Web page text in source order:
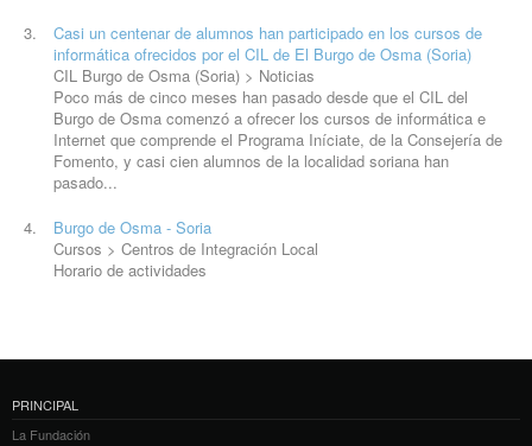
Casi un centenar de alumnos han participado en los cursos de
informática ofrecidos por el CIL de El Burgo de Osma (Soria)
CIL Burgo de Osma (Soria) > Noticias
Poco más de cinco meses han pasado desde que el CIL del
Burgo de Osma comenzó a ofrecer los cursos de informática e
Internet que comprende el Programa Iníciate, de la Consejería de
Fomento, y casi cien alumnos de la localidad soriana han
pasado...
Burgo de Osma - Soria
Cursos > Centros de Integración Local
Horario de actividades
PRINCIPAL
La Fundación